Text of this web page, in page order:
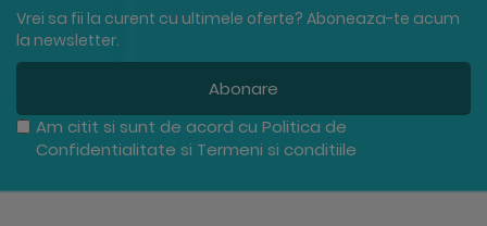
Vrei sa fii la curent cu ultimele oferte? Aboneaza-te acum
la newsletter.
Abonare
Am citit si sunt de acord cu Politica de
Confidentialitate si Termeni si conditiile